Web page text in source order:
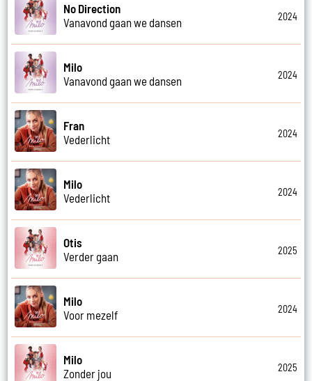
No Direction
Vanavond gaan we dansen
2024
Milo
Vanavond gaan we dansen
2024
Fran
Vederlicht
2024
Milo
Vederlicht
2024
Otis
Verder gaan
2025
Milo
Voor mezelf
2024
Milo
Zonder jou
2025